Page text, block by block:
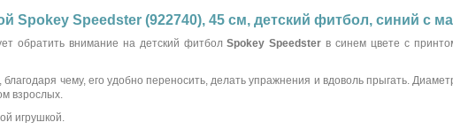
Spokey Speedster (922740), 45 см, детский фитбол, синий с
обратить внимание на детский фитболSpokey Speedster в синем цвете с
чему, его удобно переносить, делать упражнения и вдоволь прыгать.
взрослых.
игрушкой.